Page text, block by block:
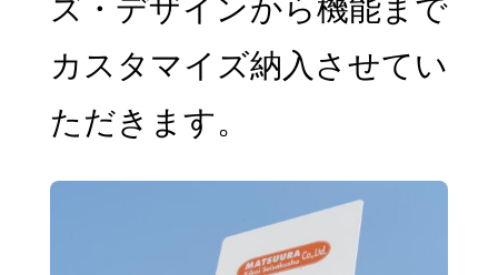
カスタマイズ納入させてい
ただきます。